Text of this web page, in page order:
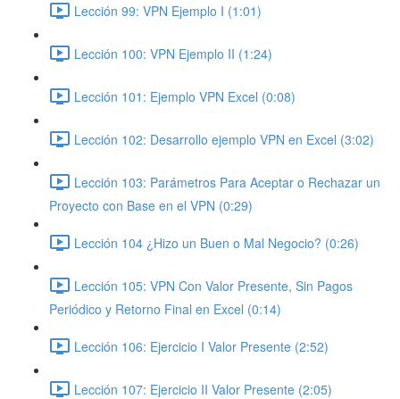
Lección 99: VPN Ejemplo I (1:01)
Lección 100: VPN Ejemplo II (1:24)
Lección 101: Ejemplo VPN Excel (0:08)
Lección 102: Desarrollo ejemplo VPN en Excel (3:02)
Lección 103: Parámetros Para Aceptar o Rechazar un
Proyecto con Base en el VPN (0:29)
Lección 104 ¿Hizo un Buen o Mal Negocio? (0:26)
Lección 105: VPN Con Valor Presente, Sin Pagos
Periódico y Retorno Final en Excel (0:14)
Lección 106: Ejercicio I Valor Presente (2:52)
Lección 107: Ejercicio II Valor Presente (2:05)